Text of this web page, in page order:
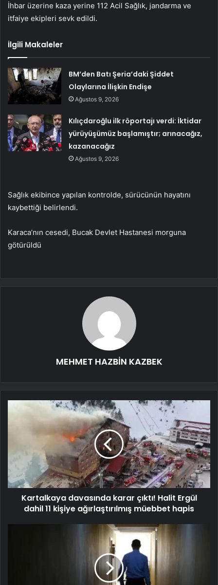
İhbar üzerine kaza yerine 112 Acil Sağlık, jandarma ve
itfaiye ekipleri sevk edildi.
İlgili Makaleler
BM’den Batı Şeria’daki Şiddet
Olaylarına İlişkin Endişe
Ağustos 9, 2026
Kılıçdaroğlu ilk röportajı verdi: İktidar
yürüyüşümüz başlamıştır; arınacağız,
kazanacağız
Ağustos 9, 2026
Sağlık ekibince yapılan kontrolde, sürücünün hayatını
kaybettiği belirlendi.
Karaca’nın cesedi, Bucak Devlet Hastanesi morguna
götürüldü
MEHMET HAZBİN KAZBEK
Kartalkaya davasında karar çıktı! Halit Ergül
dahil 11 kişiye ağırlaştırılmış müebbet hapis